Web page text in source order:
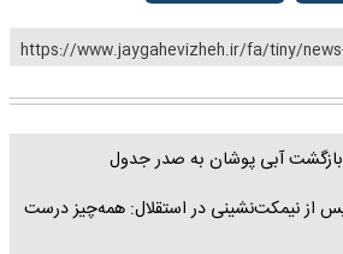
https://www.jaygahevizheh.ir/fa/tiny/
از نیمکت‌نشینی در استقلال: همه‌چیز درست